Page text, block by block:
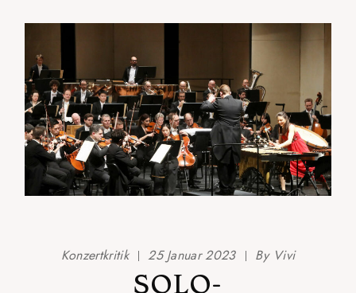
Konzertkritik 25 Januar 2023 By Vivi
SOLO-